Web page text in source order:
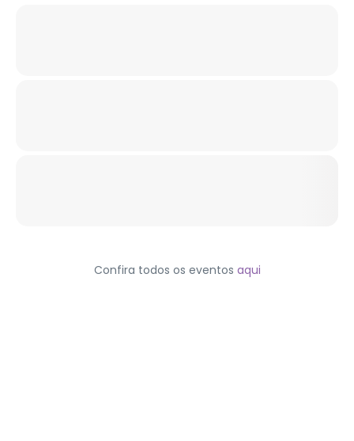
Confira todos os eventos aqui